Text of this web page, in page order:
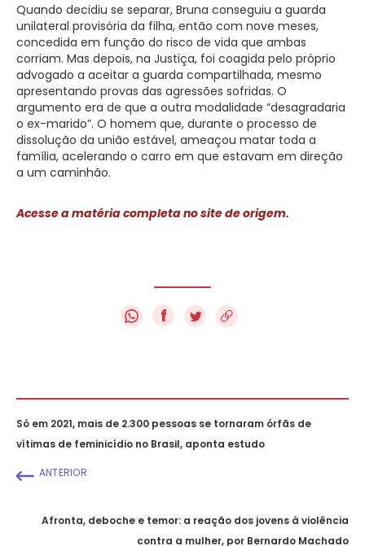
Quando decidiu se separar, Bruna conseguiu a guarda
unilateral provisória da filha, então com nove meses,
concedida em função do risco de vida que ambas
corriam. Mas depois, na Justiça, foi coagida pelo próprio
advogado a aceitar a guarda compartilhada, mesmo
apresentando provas das agressões sofridas. O
argumento era de que a outra modalidade “desagradaria
o ex-marido”. O homem que, durante o processo de
dissolução da união estável, ameaçou matar toda a
família, acelerando o carro em que estavam em direção
a um caminhão.
Acesse a matéria completa no site de origem.
f
Só em 2021, mais de 2.300 pessoas se tornaram órfãs de
vítimas de feminicídio no Brasil, aponta estudo
ANTERIOR
Afronta, deboche e temor: a reação dos jovens à violência
contra a mulher, por Bernardo Machado